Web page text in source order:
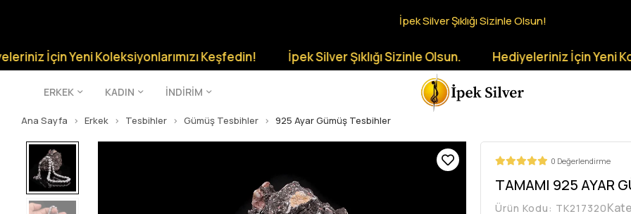
İpek Silver Şıklığı Sizinle Olsun!
Yeni Koleksiyonlarımızı Keşfedin! İpek Silver Şıklığı Sizinle Olsun. Hediyeleriniz İçin Yeni
ERKEK KADIN İNDİRİM
Ana Sayfa Erkek Tesbihler Gümüş Tesbihler 925 Ayar Gümüş Tesbihler
0 Değerlendirme
TAMAMI 925 AYAR
Ürün Kodu: TK217320